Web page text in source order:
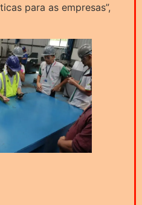
para as empresas”,